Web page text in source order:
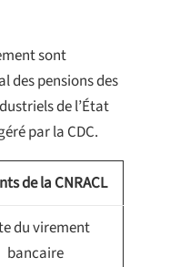
sont
des pensions des
de l’État
par la CDC.
de la CNRACL
du virement
bancaire